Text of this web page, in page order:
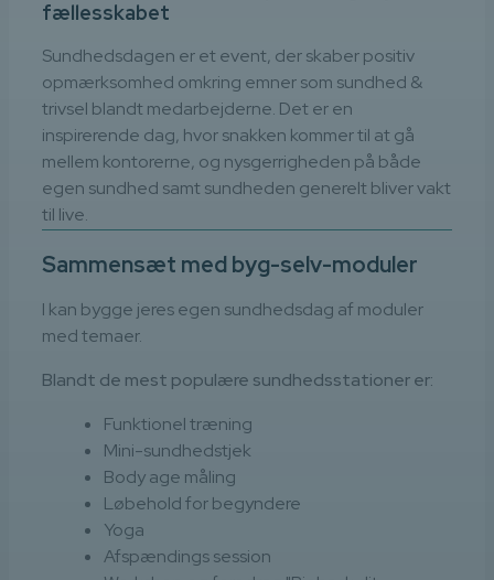
fællesskabet
Sundhedsdagen er et event, der skaber positiv
opmærksomhed omkring emner som sundhed &
trivsel blandt medarbejderne. Det er en
inspirerende dag, hvor snakken kommer til at gå
mellem kontorerne, og nysgerrigheden på både
egen sundhed samt sundheden generelt bliver vakt
til live.
Sammensæt med byg-selv-moduler
I kan bygge jeres egen sundhedsdag af moduler
med temaer.
Blandt de mest populære sundhedsstationer er:
Funktionel træning
Mini-sundhedstjek
Body age måling
Løbehold for begyndere
Yoga
Afspændings session